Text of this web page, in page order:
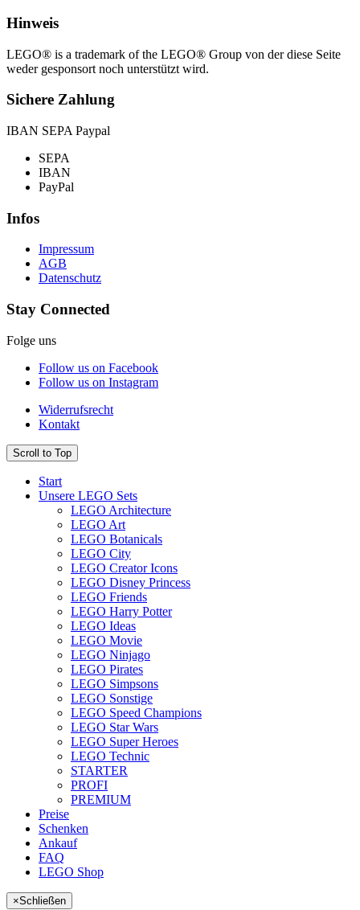
Hinweis
LEGO® is a trademark of the LEGO® Group von der diese Seite
weder gesponsort noch unterstützt wird.
Sichere Zahlung
IBAN SEPA Paypal
SEPA
IBAN
PayPal
Infos
Impressum
AGB
Datenschutz
Stay Connected
Folge uns
Follow us on Facebook
Follow us on Instagram
Widerrufsrecht
Kontakt
Scroll to Top
Start
Unsere LEGO Sets
LEGO Architecture
LEGO Art
LEGO Botanicals
LEGO City
LEGO Creator Icons
LEGO Disney Princess
LEGO Friends
LEGO Harry Potter
LEGO Ideas
LEGO Movie
LEGO Ninjago
LEGO Pirates
LEGO Simpsons
LEGO Sonstige
LEGO Speed Champions
LEGO Star Wars
LEGO Super Heroes
LEGO Technic
STARTER
PROFI
PREMIUM
Preise
Schenken
Ankauf
FAQ
LEGO Shop
×Schließen